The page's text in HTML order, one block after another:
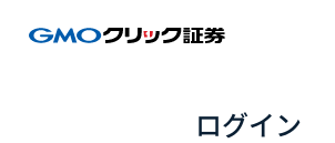
ログイン